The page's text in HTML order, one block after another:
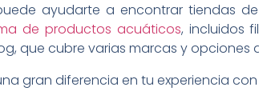
ayudarte a encontrar tiendas
de productos acuáticos, incluidos
que cubre varias marcas y opciones
gran diferencia en tu experiencia